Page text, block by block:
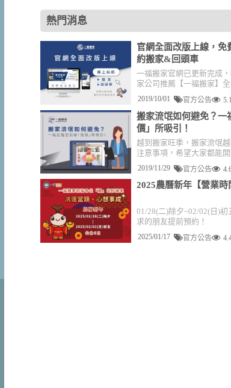
熱門消息
官網全面改版上線，免
約搬家&回頭車
一福搬家官網已更新完成
家公司推薦【一福搬家】
2019/10/01 官方公告
搬家流氓如何避免？一
價」所吸引！
越到搬家旺季，搬家流氓
注意事項，希望大家都能開
2019/11/29 官方公告
2025農曆新年【營業時
01/28(二)除夕~02/02(日)
求的朋友提前預約！
2025/01/17 官方公告